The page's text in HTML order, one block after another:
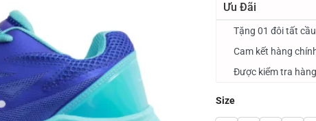
750.000₫.
là:
680.000₫.
Ưu Đãi
Tặng 01 đôi tất
Cam kết hàng
Được kiểm tra
Size